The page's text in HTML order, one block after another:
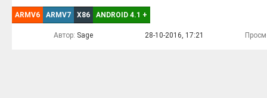
ARMV6 ARMV7 X86 ANDROID 4.1 +
Автор: Sage 28-10-2016, 17:21